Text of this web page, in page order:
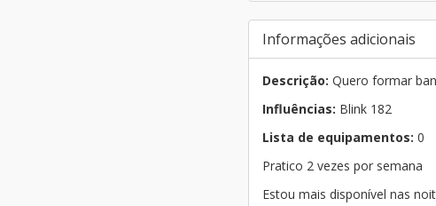
Informações adicionais
Descrição: Quero formar
Influências: Blink 182
Lista de equipamentos: 0
Pratico 2 vezes por semana
Estou mais disponível nas